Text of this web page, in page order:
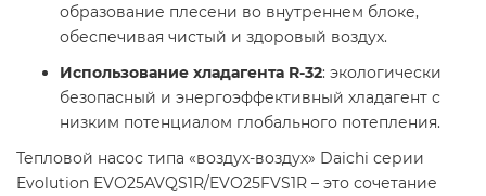
образование плесени во внутреннем блоке,
обеспечивая чистый и здоровый воздух.
Использование хладагента R-32: экологически
безопасный и энергоэффективный хладагент с
низким потенциалом глобального потепления.
Тепловой насос типа «воздух-воздух» Daichi серии
Evolution EVO25AVQS1R/EVO25FVS1R – это сочетание